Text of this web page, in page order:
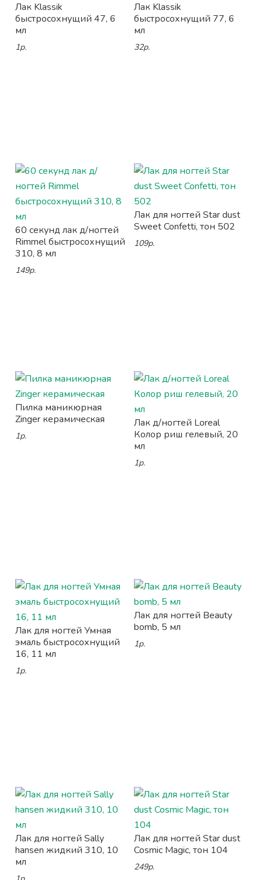
Лак Klassik
быстросохнущий 47, 6
мл
1р.
Лак Klassik
быстросохнущий 77, 6
мл
32р.
60 секунд лак д/ногтей
Rimmel быстросохнущий
310, 8 мл
149р.
Лак для ногтей Star dust
Sweet Confetti, тон 502
109р.
Пилка маникюрная
Zinger керамическая
1р.
Лак д/ногтей Loreal
Колор риш гелевый, 20
мл
1р.
Лак для ногтей Умная
эмаль быстросохнущий
16, 11 мл
1р.
Лак для ногтей Beauty
bomb, 5 мл
1р.
Лак для ногтей Sally
hansen жидкий 310, 10
мл
Лак для ногтей Star dust
Cosmic Magic, тон 104
249р.